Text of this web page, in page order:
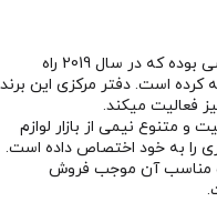
یک برند لوازم آرایشی بوده که در سال 2019 راه
کرده است. دفتر مرکزی این برند
فعالیت میکند.
و متنوع نیمی از بازار لوازم
را به خود اختصاص داده است.
مناسب آن موجب فروش